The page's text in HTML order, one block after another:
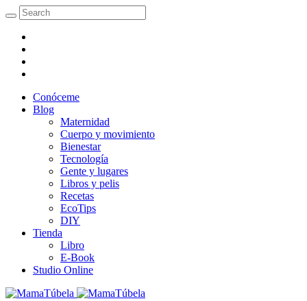
Conóceme
Blog
Maternidad
Cuerpo y movimiento
Bienestar
Tecnología
Gente y lugares
Libros y pelis
Recetas
EcoTips
DIY
Tienda
Libro
E-Book
Studio Online